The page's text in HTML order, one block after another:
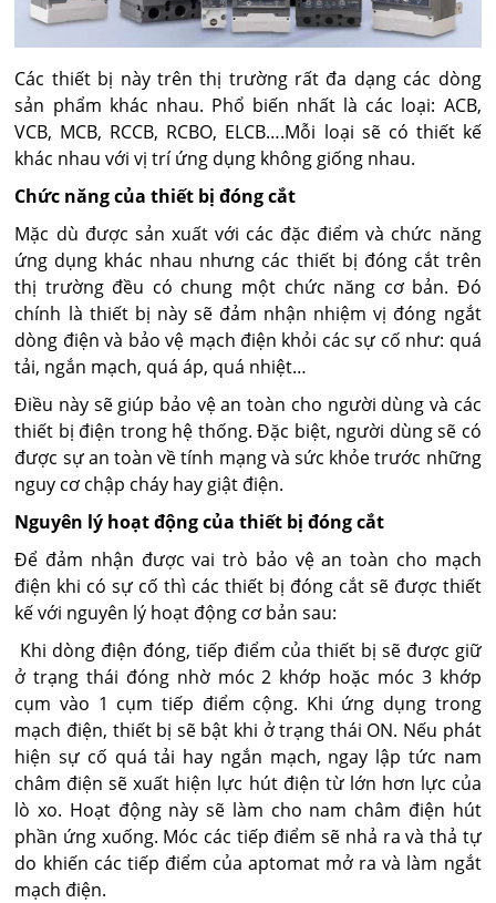
Các thiết bị này trên thị trường rất đa dạng các dòng
sản phẩm khác nhau. Phổ biến nhất là các loại: ACB,
VCB, MCB, RCCB, RCBO, ELCB….Mỗi loại sẽ có thiết kế
khác nhau với vị trí ứng dụng không giống nhau.
Chức năng của thiết bị đóng cắt
Mặc dù được sản xuất với các đặc điểm và chức năng
ứng dụng khác nhau nhưng các thiết bị đóng cắt trên
thị trường đều có chung một chức năng cơ bản. Đó
chính là thiết bị này sẽ đảm nhận nhiệm vị đóng ngắt
dòng điện và bảo vệ mạch điện khỏi các sự cố như: quá
tải, ngắn mạch, quá áp, quá nhiệt…
Điều này sẽ giúp bảo vệ an toàn cho người dùng và các
thiết bị điện trong hệ thống. Đặc biệt, người dùng sẽ có
được sự an toàn về tính mạng và sức khỏe trước những
nguy cơ chập cháy hay giật điện.
Nguyên lý hoạt động của thiết bị đóng cắt
Để đảm nhận được vai trò bảo vệ an toàn cho mạch
điện khi có sự cố thì các thiết bị đóng cắt sẽ được thiết
kế với nguyên lý hoạt động cơ bản sau:
Khi dòng điện đóng, tiếp điểm của thiết bị sẽ được giữ
ở trạng thái đóng nhờ móc 2 khớp hoặc móc 3 khớp
cụm vào 1 cụm tiếp điểm cộng. Khi ứng dụng trong
mạch điện, thiết bị sẽ bật khi ở trạng thái ON. Nếu phát
hiện sự cố quá tải hay ngắn mạch, ngay lập tức nam
châm điện sẽ xuất hiện lực hút điện từ lớn hơn lực của
lò xo. Hoạt động này sẽ làm cho nam châm điện hút
phần ứng xuống. Móc các tiếp điểm sẽ nhả ra và thả tự
do khiến các tiếp điểm của aptomat mở ra và làm ngắt
mạch điện.